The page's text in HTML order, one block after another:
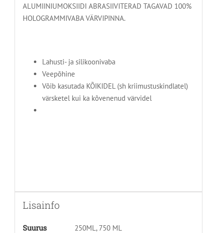
ALUMIINIUMOKSIIDI ABRASIIVITERAD TAGAVAD 100%
HOLOGRAMMIVABA VÄRVIPINNA.
Lahusti- ja silikoonivaba
Veepõhine
Võib kasutada KÕIKIDEL (sh kriimustuskindlatel)
värsketel kui ka kõvenenud värvidel
Lisainfo
Suurus 250ML, 750 ML